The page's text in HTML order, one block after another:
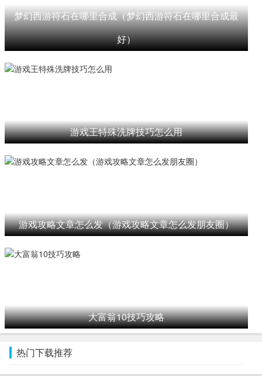
梦幻西游符石在哪里合成（梦幻西游符石在哪里合成最
好）
游戏王特殊洗牌技巧怎么用
游戏攻略文章怎么发（游戏攻略文章怎么发朋友圈）
大富翁10技巧攻略
热门下载推荐